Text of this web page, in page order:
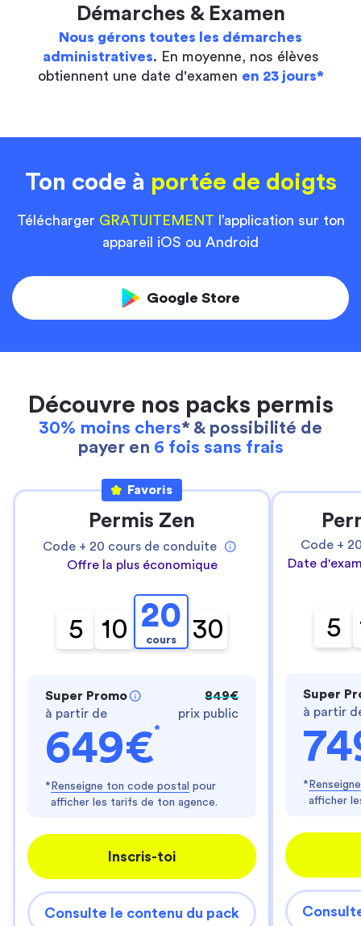
Démarches & Examen
Nous gérons toutes les démarches
administratives. En moyenne, nos élèves
obtiennent une date d'examen en 23 jours*
Ton code à portée de doigts
Télécharger GRATUITEMENT l’application sur ton
appareil iOS ou Android
Google Store
Découvre nos packs permis
30% moins chers* & possibilité de
payer en 6 fois sans frais
Favoris
Permis Zen
Code + 20 cours de conduite
Offre la plus économique
5 10 20
cours 30
Super Promo
à partir de
649€*
849€
prix public
* Renseigne ton code postal pour
afficher les tarifs de ton agence.
Inscris-toi
Consulte le contenu du pack
Code +
Date
5
Super
à partir
*
afficher